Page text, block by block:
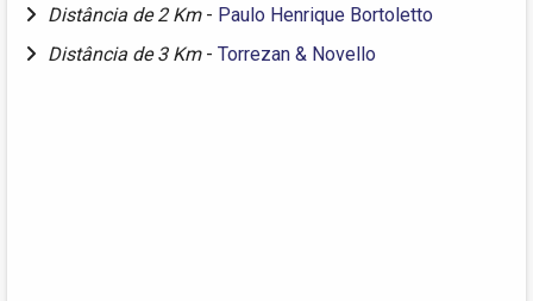
Distância de 2 Km - Paulo Henrique Bortoletto
Distância de 3 Km - Torrezan & Novello